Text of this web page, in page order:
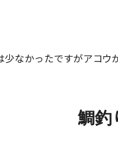
なかったですがアコ
鯛釣